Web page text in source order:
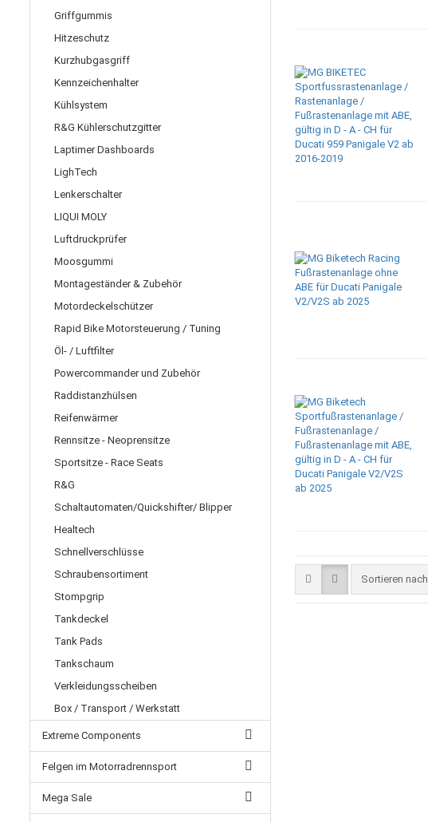
Sortieren nach
Sortieren nach
Griffgummis
Hitzeschutz
Kurzhubgasgriff
Kennzeichenhalter
Kühlsystem
R&G Kühlerschutzgitter
Laptimer Dashboards
LighTech
Lenkerschalter
LIQUI MOLY
Luftdruckprüfer
Moosgummi
Montageständer & Zubehör
Motordeckelschützer
Rapid Bike Motorsteuerung / Tuning
Öl- / Luftfilter
Powercommander und Zubehör
Raddistanzhülsen
Reifenwärmer
Rennsitze - Neoprensitze
Sportsitze - Race Seats
R&G
Schaltautomaten/Quickshifter/ Blipper
Healtech
Schnellverschlüsse
Schraubensortiment
Stompgrip
Tankdeckel
Tank Pads
Tankschaum
Verkleidungsscheiben
Box / Transport / Werkstatt
Extreme Components
Felgen im Motorradrennsport
Mega Sale